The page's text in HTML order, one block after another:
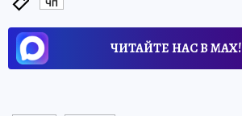
ЧП
ЧИТАЙТЕ НАС В МАХ!